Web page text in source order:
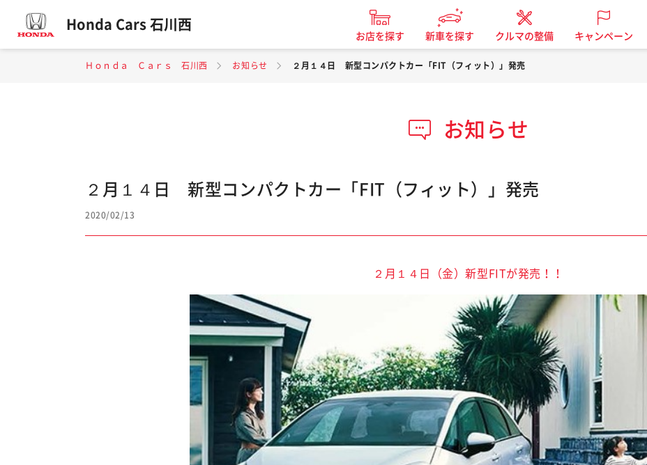
Honda Cars 石川西
お店を探す 新車を探す クルマの整備 キャンペーン
Ｈｏｎｄａ Ｃａｒｓ 石川西 お知らせ ２月１４日 新型コンパクトカー「FIT（フィット）」発売
お知らせ
２月１４日 新型コンパクトカー「FIT（フィット）」発売
2020/02/13
２月１４日（金）新型FITが発売！！